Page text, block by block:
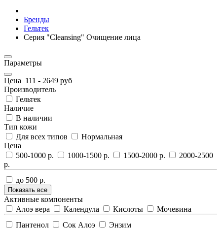
Бренды
Гельтек
Серия "Cleansing" Очищение лица
Параметры
Цена 111 - 2649 руб
Производитель
Гельтек
Наличие
В наличии
Тип кожи
Для всех типов
Нормальная
Цена
500-1000 р.
1000-1500 р. 1500-2000 р.
2000-2500
р.
до 500 р.
Показать все
Активные компоненты
Алоэ вера
Календула Кислоты
Мочевина
Пантенол
Сок Алоэ Энзим